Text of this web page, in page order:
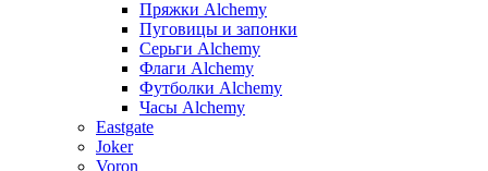
Пряжки Alchemy
Пуговицы и запонки
Серьги Alchemy
Флаги Alchemy
Футболки Alchemy
Часы Alchemy
Eastgate
Joker
Voron